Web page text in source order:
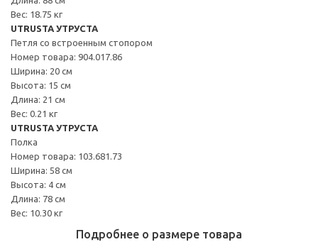
Вес: 18.75 кг
UTRUSTA УТРУСТА
Петля со встроенным стопором
Номер товара: 904.017.86
Ширина: 20 см
Высота: 15 см
Длина: 21 см
Вес: 0.21 кг
UTRUSTA УТРУСТА
Полка
Номер товара: 103.681.73
Ширина: 58 см
Высота: 4 см
Длина: 78 см
Вес: 10.30 кг
Подробнее о размере товара